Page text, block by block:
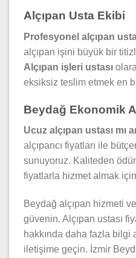
Alçıpan Usta Ekibi
Profesyonel alçıpan
alçıpan işini büyük bir
Alçıpan işleri ustası
eksiksiz teslim etmek en
Beydağ Ekonomik
Ucuz alçıpan ustası mı
alçıpancı fiyatları ile
sunuyoruz. Kaliteden
fiyatlarla hizmet almak
Beydağ alçıpan hizmeti
güvenin. Alçıpan ustası
hakkında daha fazla bilgi
iletişime geçin. İzmir